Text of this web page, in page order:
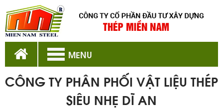
MENU
CÔNG TY PHÂN PHỐI VẬT LIỆU THÉP
SIÊU NHẸ DĨ AN